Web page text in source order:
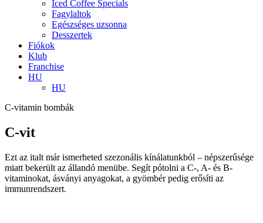
Iced Coffee Specials
Fagylaltok
Egészséges uzsonna
Desszertek
Fiókok
Klub
Franchise
HU
HU
C-vitamin bombák
C-vit
Ezt az italt már ismerheted szezonális kínálatunkból – népszerűsége
miatt bekerült az állandó menübe. Segít pótolni a C-, A- és B-
vitaminokat, ásványi anyagokat, a gyömbér pedig erősíti az
immunrendszert.